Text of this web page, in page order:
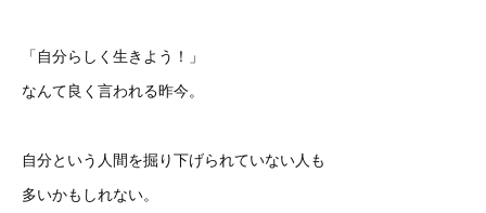
「自分らしく生きよう！」
なんて良く言われる昨今。
自分という人間を掘り下げられていない人も
多いかもしれない。